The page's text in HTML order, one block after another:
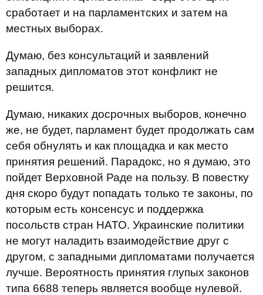
сработает и на парламентских и затем на
местных выборах.
Думаю, без консультаций и заявлений
западных дипломатов этот конфликт не
решится.
Думаю, никаких досрочных выборов, конечно
же, не будет, парламент будет продолжать сам
себя обнулять и как площадка и как место
принятия решений. Парадокс, но я думаю, это
пойдет Верховной Раде на пользу. В повестку
дня скоро будут попадать только те законы, по
которым есть консенсус и поддержка
посольств стран НАТО. Украинские политики
не могут наладить взаимодействие друг с
другом, с западными дипломатами получается
лучше. Вероятность принятия глупых законов
типа 6688 теперь является вообще нулевой.